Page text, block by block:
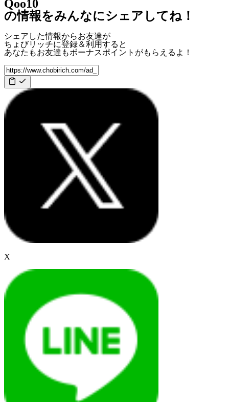
Qoo10
の情報をみんなにシェアしてね！
シェアした情報からお友達が
ちょびリッチに登録＆利用すると
あなたもお友達もボーナスポイント がもらえるよ！
X